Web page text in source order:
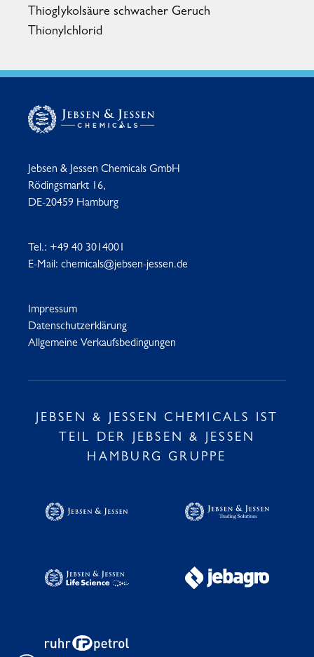
Thioglykolsäure schwacher Geruch
Thionylchlorid
Jebsen & Jessen Chemicals GmbH
Rödingsmarkt 16,
DE-20459 Hamburg
Tel.: +49 40 3014001
E-Mail: chemicals@jebsen-jessen.de
Impressum
Datenschutzerklärung
Allgemeine Verkaufsbedingungen
JEBSEN & JESSEN CHEMICALS IST
TEIL DER JEBSEN & JESSEN
HAMBURG GRUPPE